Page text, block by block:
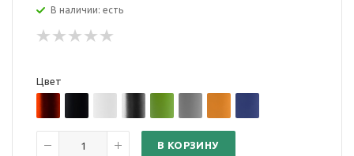
В наличии: есть
Цвет
В КОРЗИНУ